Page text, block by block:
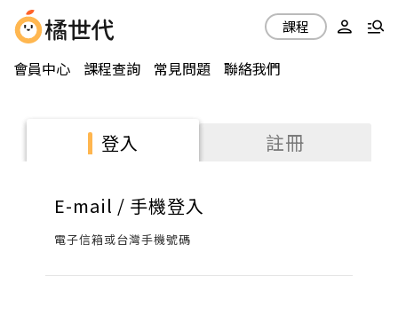
會員中心 課程查詢 常見問題 聯絡我們
課程
登入 註冊
E-mail / 手機登入
電子信箱或台灣手機號碼